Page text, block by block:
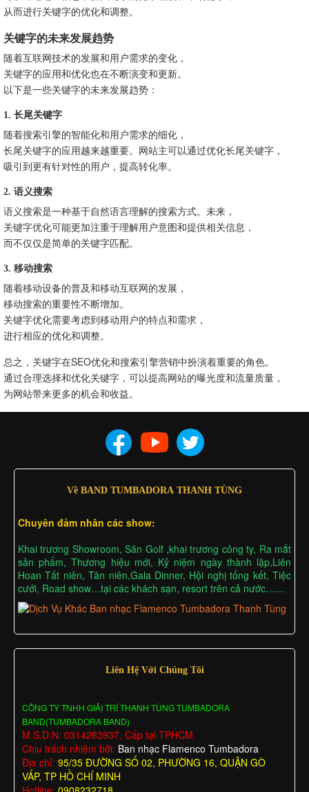
从而进行关键字的优化和调整。
关键字的未来发展趋势
随着互联网技术的发展和用户需求的变化，
关键字的应用和优化也在不断演变和更新。
以下是一些关键字的未来发展趋势：
1. 长尾关键字
随着搜索引擎的智能化和用户需求的细化，
长尾关键字的应用越来越重要。网站主可以通过优化长尾关键字，
吸引到更有针对性的用户，提高转化率。
2. 语义搜索
语义搜索是一种基于自然语言理解的搜索方式。未来，
关键字优化可能更加注重于理解用户意图和提供相关信息，
而不仅仅是简单的关键字匹配。
3. 移动搜索
随着移动设备的普及和移动互联网的发展，
移动搜索的重要性不断增加。
关键字优化需要考虑到移动用户的特点和需求，
进行相应的优化和调整。
总之，关键字在SEO优化和搜索引擎营销中扮演着重要的角色。
通过合理选择和优化关键字，可以提高网站的曝光度和流量质量，
为网站带来更多的机会和收益。
Về BAND TUMBADORA THANH TÙNG
Chuyên đảm nhân các show:
Khai trương Showroom, Sân Golf ,khai trương công ty, Ra mắt
sản phẩm, Thương hiệu mới, Kỷ niệm ngày thành lập,Liên
Hoan Tất niên, Tân niên,Gala Dinner, Hội nghị tổng kết, Tiệc
cưới, Road show…tại các khách sạn, resort trên cả nước……
Liên Hệ Với Chúng Tôi
CÔNG TY TNHH GIẢI TRÍ THANH TÙNG TUMBADORA
BAND(TUMBADORA BAND)
M.S.D.N: 0314283937, Cấp tại TPHCM
Chịu trách nhiệm bởi: Ban nhạc Flamenco Tumbadora
Địa chỉ: 95/35 ĐƯỜNG SỐ 02, PHƯỜNG 16, QUẬN GÒ
VẤP, TP HỒ CHÍ MINH